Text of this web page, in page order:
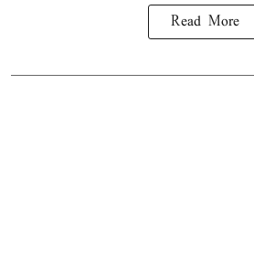
Read More